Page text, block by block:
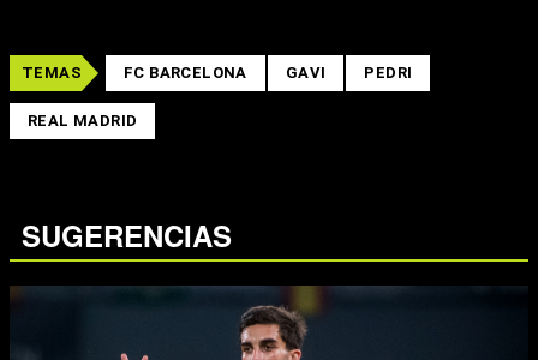
TEMAS FC BARCELONA GAVI PEDRI
REAL MADRID
SUGERENCIAS